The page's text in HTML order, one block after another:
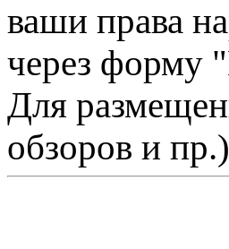
ваши права
через форму
Для
обзоров и